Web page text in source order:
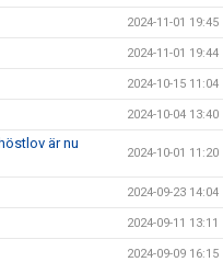
2024-11-01 19:45
2024-11-01 19:44
2024-10-15 11:04
2024-10-04 13:40
är nu
2024-10-01 11:20
2024-09-23 14:04
2024-09-11 13:11
2024-09-09 16:15